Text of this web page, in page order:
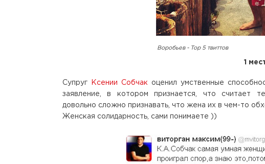
Воробьев - Top 5 твиттов
1
Супруг Ксении Собчак оценил умственные
заявление, в котором признается, что считает
довольно сложно признавать, что жена их в чем-то
Женская солидарность, сами понимаете ))